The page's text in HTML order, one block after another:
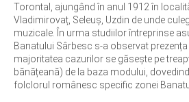
Torontal, ajungând în anul 1912 în
Vladimirovaț, Seleuș, Uzdin de unde
muzicale. În urma studiilor întreprinse
Banatului Sârbesc s-a observat
majoritatea cazurilor se găsește pe
bănățeană) de la baza modului,
folclorul românesc specific zonei